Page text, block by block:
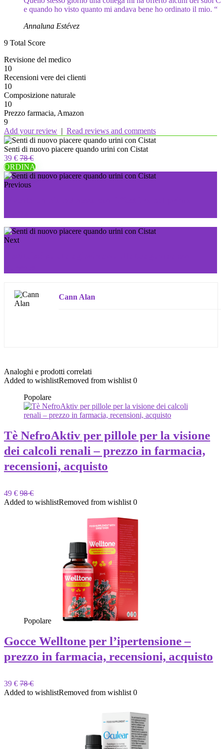
e quando ho visto quanto mi andava bene ho ordinato il mio. “
Annaluna Estévez
9 Total Score
Revisione del medico
10
Recensioni vere dei clienti
10
Composizione naturale
10
Prezzo farmacia, Amazon
9
Add your review | Read reviews and comments
Senti di nuovo piacere quando urini con Cistat
39 € 78 €
ORDINA
Previous
Next
Cann Alan
Analoghi e prodotti correlati
Added to wishlistRemoved from wishlist 0
Popolare
Tè NefroAktiv per pillole per la visione
dei calcoli renali – prezzo in farmacia,
recensioni, acquisto
49 € 98 €
Added to wishlistRemoved from wishlist 0
Popolare
Gocce Welltone per l’ipertensione –
prezzo in farmacia, recensioni, acquisto
39 € 78 €
Added to wishlistRemoved from wishlist 0